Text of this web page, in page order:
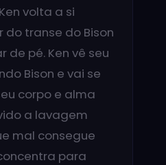
volta a si
transe do Bison
de pé. Ken vê seu
Bison e vai se
corpo e alma
a lavagem
mal consegue
para